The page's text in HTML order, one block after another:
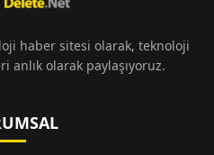
haber sitesi olarak, teknoloji
anlık olarak paylaşıyoruz.